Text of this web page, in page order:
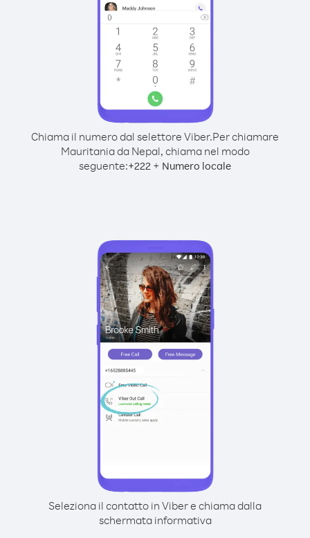
Chiama il numero dal selettore Viber.Per chiamare
Mauritania da Nepal, chiama nel modo
seguente:+222 + Numero locale
Seleziona il contatto in Viber e chiama dalla
schermata informativa